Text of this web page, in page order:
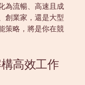
為流暢、高速且成
創業家，還是大型
策略，將是你在競
高效工作